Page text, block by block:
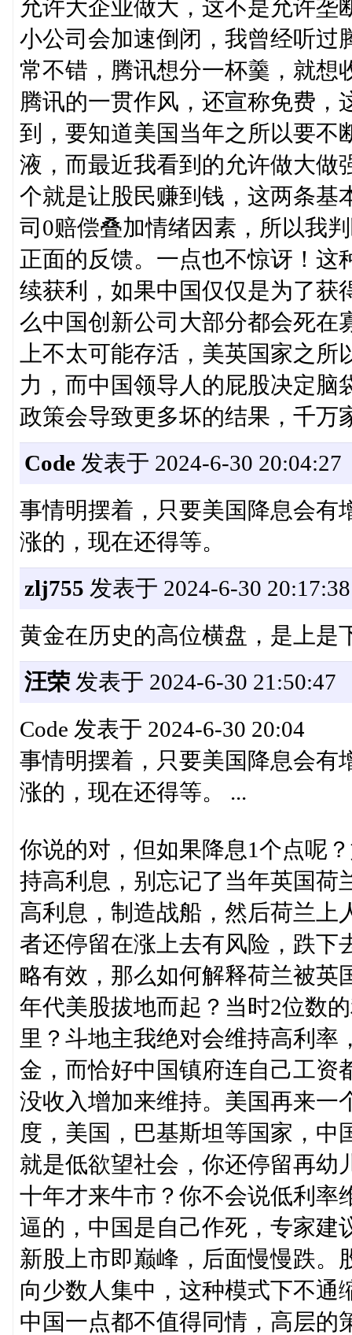
允许大企业做大，这不是允许垄
小公司会加速倒闭，我曾经听过
常不错，腾讯想分一杯羹，就想
腾讯的一贯作风，还宣称免费，
到，要知道美国当年之所以要不
液，而最近我看到的允许做大做
个就是让股民赚到钱，这两条基
司0赔偿叠加情绪因素，所以我
正面的反馈。一点也不惊讶！这
续获利，如果中国仅仅是为了获
么中国创新公司大部分都会死在
上不太可能存活，美英国家之
力，而中国领导人的屁股决定脑
政策会导致更多坏的结果，千万
Code发表于 2024-6-30 20:04:27
事情明摆着，只要美国降息会有
涨的，现在还得等。
zlj755 发表于 2024-6-30 20:17:38
黄金在历史的高位横盘，是上是
汪荣发表于 2024-6-30 21:50:47
Code 发表于 2024-6-30 20:04
事情明摆着，只要美国降息会有
涨的，现在还得等。 ...
你说的对，但如果降息1个点呢
持高利息，别忘记了当年英国荷
高利息，制造战船，然后荷兰上
者还停留在涨上去有风险，跌下
略有效，那么如何解释荷兰被英
年代美股拔地而起？当时2位数
里？斗地主我绝对会维持高利率
金，而恰好中国镇府连自己工资
没收入增加来维持。美国再来一
度，美国，巴基斯坦等国家，中
就是低欲望社会，你还停留再幼
十年才来牛市？你不会说低利率
逼的，中国是自己作死，专家建
新股上市即巅峰，后面慢慢跌。
向少数人集中，这种模式下不通
中国一点都不值得同情，高层的